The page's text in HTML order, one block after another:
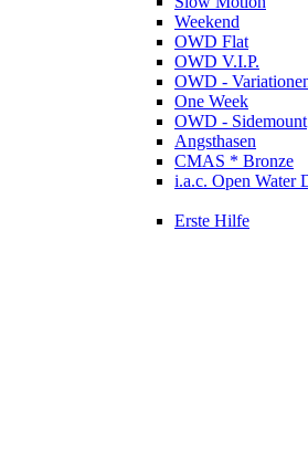
Weekend
OWD Flat
OWD V.I.P.
OWD -
One Week
OWD - Sidemount
Angsthasen
CMAS * Bronze
i.a.c. Open Water
Erste Hilfe